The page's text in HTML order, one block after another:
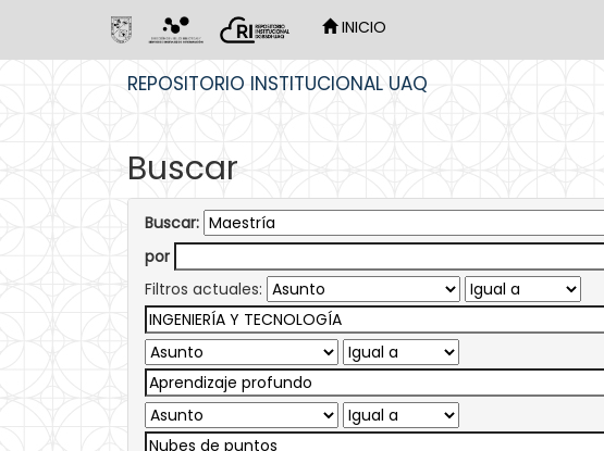
INICIO
REPOSITORIO INSTITUCIONAL UAQ
Buscar
Buscar:
por
Filtros actuales: